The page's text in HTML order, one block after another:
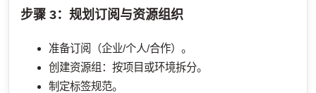
步骤 3：规划订阅与资源组织
准备订阅（企业/个人/合作）。
创建资源组：按项目或环境拆分。
制定标签规范。